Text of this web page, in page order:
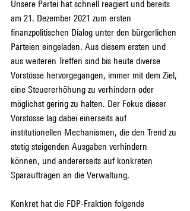
Unsere Partei hat schnell reagiert und bereits
am 21. Dezember 2021 zum ersten
finanzpolitischen Dialog unter den bürgerlichen
Parteien eingeladen. Aus diesem ersten und
aus weiteren Treffen sind bis heute diverse
Vorstösse hervorgegangen, immer mit dem Ziel,
eine Steuererhöhung zu verhindern oder
möglichst gering zu halten. Der Fokus dieser
Vorstösse lag dabei einerseits auf
institutionellen Mechanismen, die den Trend zu
stetig steigenden Ausgaben verhindern
können, und andererseits auf konkreten
Sparaufträgen an die Verwaltung.
Konkret hat die FDP-Fraktion folgende